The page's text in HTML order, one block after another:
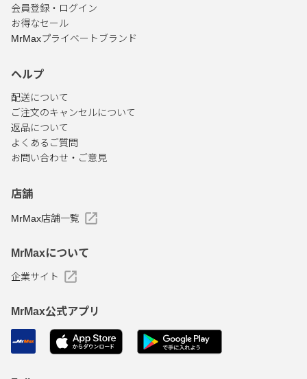
会員登録・ログイン
お得なセール
MrMaxプライベートブランド
ヘルプ
配送について
ご注文のキャンセルについて
返品について
よくあるご質問
お問い合わせ・ご意見
店舗
MrMax店舗一覧
MrMaxについて
企業サイト
MrMax公式アプリ